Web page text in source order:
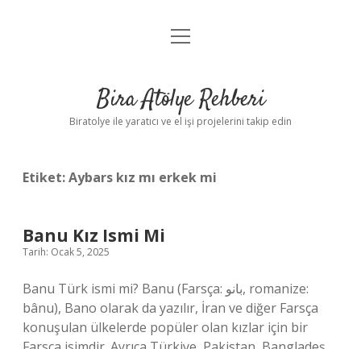
Anasayfa
Yasal Uyarı
menüyü
Bira Atölye Rehberi
Biratolye ile yaratıcı ve el işi projelerini takip edin
Etiket:Aybars kız mı erkek mi
Banu Kız Ismi Mi
Tarih: Ocak 5, 2025
Banu Türk ismi mi? Banu (Farsça: بانو, romanize:
bânu), Bano olarak da yazılır, İran ve diğer Farsça
konuşulan ülkelerde popüler olan kızlar için bir